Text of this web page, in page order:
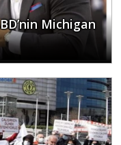
Michigan